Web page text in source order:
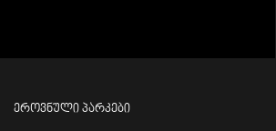
ᲔᲠᲝᲕᲜᲣᲚᲘ ᲞᲐᲠᲙᲔᲑᲘ